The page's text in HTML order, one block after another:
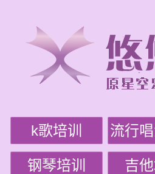
k歌培训 流行唱
钢琴培训 吉他